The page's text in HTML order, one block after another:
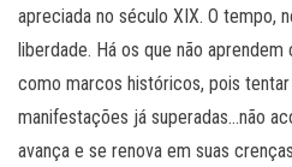
apreciada no século XIX. O tempo,
liberdade. Há os que não
como marcos históricos, pois
manifestações já superadas…não
avança e se renova em suas